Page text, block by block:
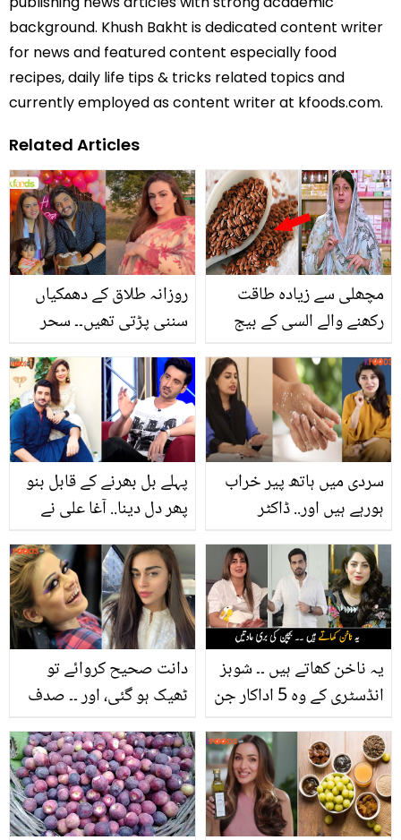
background. Khush Bakht is dedicated content writer
for news and featured content especially food
recipes, daily life tips & tricks related topics and
currently employed as content writer at kfoods.com.
Related Articles
روزانہ طلاق کے دھمکیاں
سننی پڑتی تھیں۔۔ سحر
رشید سے علیحدگی پر
خاموشی توڑ دی
مچھلی سے زیادہ طاقت
رکھنے والے السی کے بیج
فائدے ہوتے ہیں؟ جانیے
اس میں موجود ایسا تحفہ
جو کرے آپ کی بھی بڑی
مشکل آسان
پہلے بل بھرنے کے قابل بنو
پھر دل دینا.. آغا علی نے
دیا؟
سردی میں ہاتھ پیر خراب
ہورہے ہیں اور.. ڈاکٹر
ہاتھ پیروں کی خوبصورتی
بڑھانے کے کیا ٹپس دیے؟
دانت صحیح کروائے تو
ٹھیک ہو گئی، اور ۔۔ صدف
دکھانے کے لیئے کیا کیا؟
انٹرویو میں انکشاف
یہ ناخن کھاتے ہیں ۔۔ شوبز
انڈسٹری کے وہ 5 اداکار جن
عادتیں آج بھی پائی جاتی
ہیں